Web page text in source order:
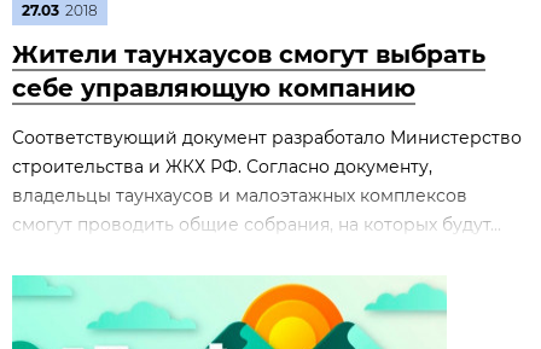
27.03 2018
Жители таунхаусов смогут выбрать
себе управляющую компанию
Соответствующий документ разработало Министерство
строительства и ЖКХ РФ. Согласно документу,
владельцы таунхаусов и малоэтажных комплексов
смогут проводить общие собрания, на которых будут...